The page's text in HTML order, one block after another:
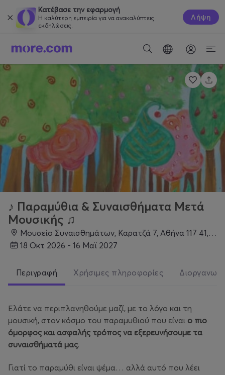
Κατέβασε την εφαρμογή
Η καλύτερη εμπειρία για να ανακαλύπτεις
εκδηλώσεις.
Λήψη
♪ Παραμύθια & Συναισθήματα Μετά
Μουσικής ♫
Μουσείο Συναισθημάτων, Καρατζά 7, Αθήνα 117 41, Αθήνα
18 Οκτ 2026 - 16 Μαϊ 2027
Περιγραφή Χρήσιμες πληροφορίες
Ελάτε να περιπλανηθούμε μαζί, με το λόγο και τη
μουσική, στον κόσμο του παραμυθιού που είναι ο πιο
όμορφος και ασφαλής τρόπος να εξερευνήσουμε τα
συναισθήματά μας.
Γιατί το παραμύθι είναι ψέμα… αλλά αυτό που λέει